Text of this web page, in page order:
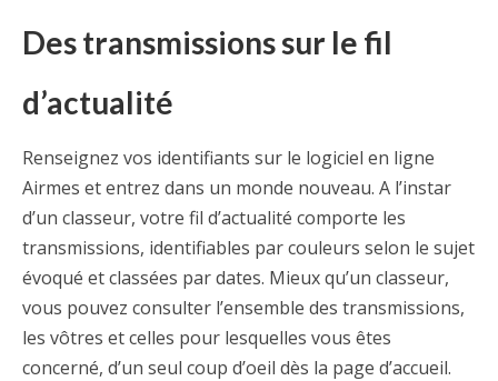
Des transmissions sur le fil
d’actualité
Renseignez vos identifiants sur le logiciel en ligne
Airmes et entrez dans un monde nouveau. A l’instar
d’un classeur, votre fil d’actualité comporte les
transmissions, identifiables par couleurs selon le sujet
évoqué et classées par dates. Mieux qu’un classeur,
vous pouvez consulter l’ensemble des transmissions,
les vôtres et celles pour lesquelles vous êtes
concerné, d’un seul coup d’oeil dès la page d’accueil.